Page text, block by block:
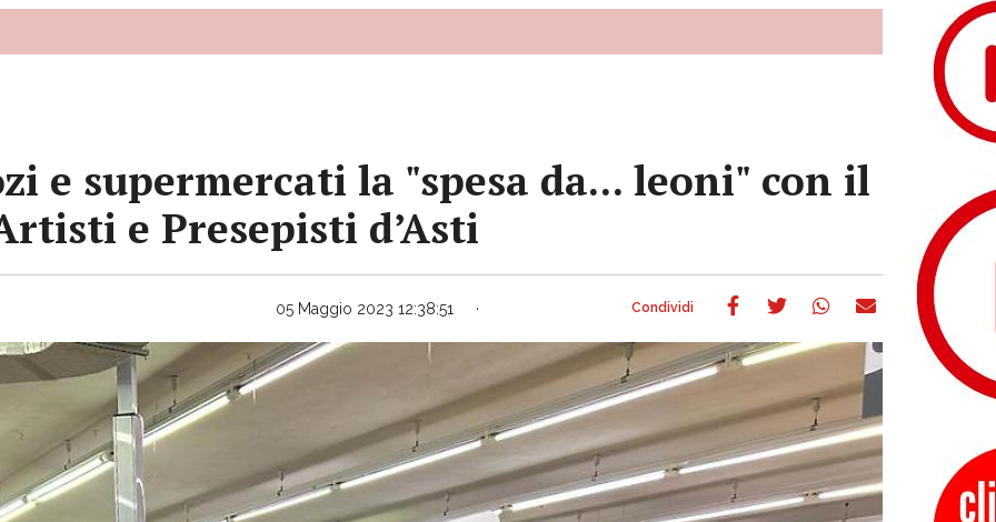
e supermercati la "spesa da... leoni" con il
e Presepisti d’Asti
05 Maggio 2023 12:38:51